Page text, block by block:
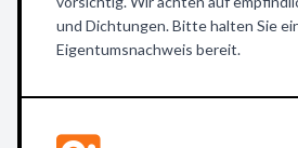
und Dichtungen. Bitte halten Sie
Eigentumsnachweis bereit.